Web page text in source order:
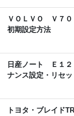
ＶＯＬＶＯ Ｖ７
初期設定方法
日産ノート Ｅ１
ナンス設定・リセ
トヨタ・ブレイド